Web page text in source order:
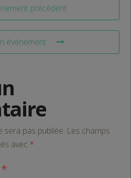
précédent
événement
sera pas publiée. Les champs
avec *
*